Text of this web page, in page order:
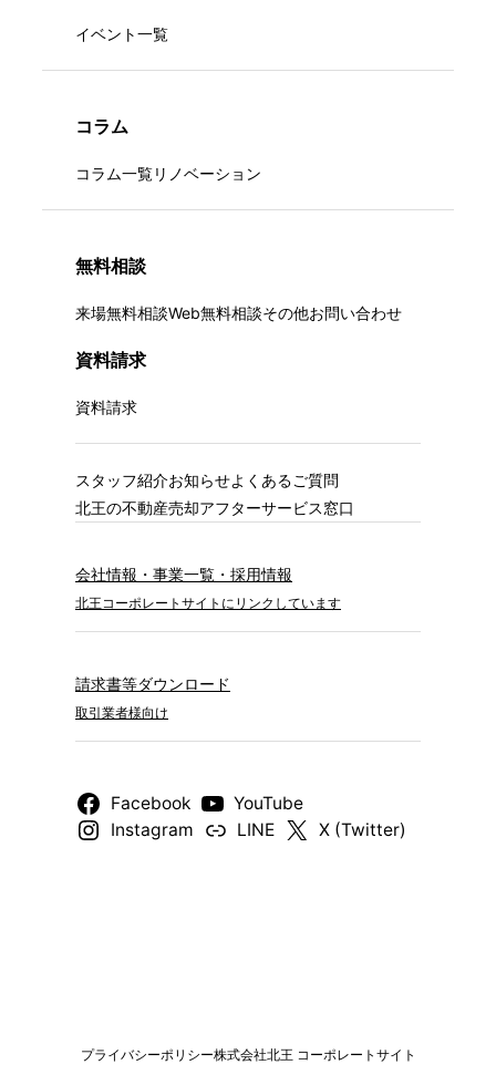
イベント一覧
コラム
コラム一覧リノベーション
無料相談
来場無料相談Web無料相談その他お問い合わせ
資料請求
資料請求
スタッフ紹介お知らせよくあるご質問
北王の不動産売却アフターサービス窓口
会社情報・事業一覧・採用情報
北王コーポレートサイトにリンクしています
請求書等ダウンロード
取引業者様向け
Facebook
YouTube
Instagram
LINE X (Twitter)
プライバシーポリシー株式会社北王 コーポレートサイト